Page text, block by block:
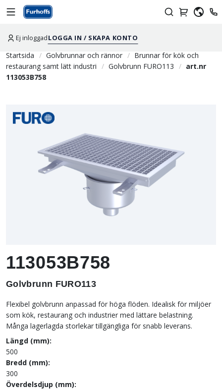
Ej inloggadLOGGA IN / SKAPA KONTO
Startsida Golvbrunnar och rännor
Brunnar för kök och
restaurang samt lätt industri
Golvbrunn FURO113
art.nr
113053B758
113053B758
Golvbrunn FURO113
Flexibel golvbrunn anpassad för höga flöden. Idealisk för miljöer
som kök, restaurang och industrier med lättare belastning.
Många lagerlagda storlekar tillgängliga för snabb leverans.
Längd (mm):
500
Bredd (mm):
300
Överdelsdjup (mm):